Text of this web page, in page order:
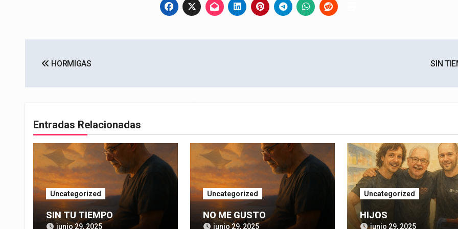
de
entradas
HORMIGAS SIN
Entradas Relacionadas
Uncategorized
SIN TU TIEMPO
junio 29, 2025
Uncategorized
NO ME GUSTO
junio 29, 2025
Uncategorized
HIJOS
junio 29, 2025